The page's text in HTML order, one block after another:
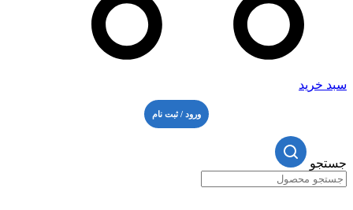
سبد خرید
ورود / ثبت نام
جستجو